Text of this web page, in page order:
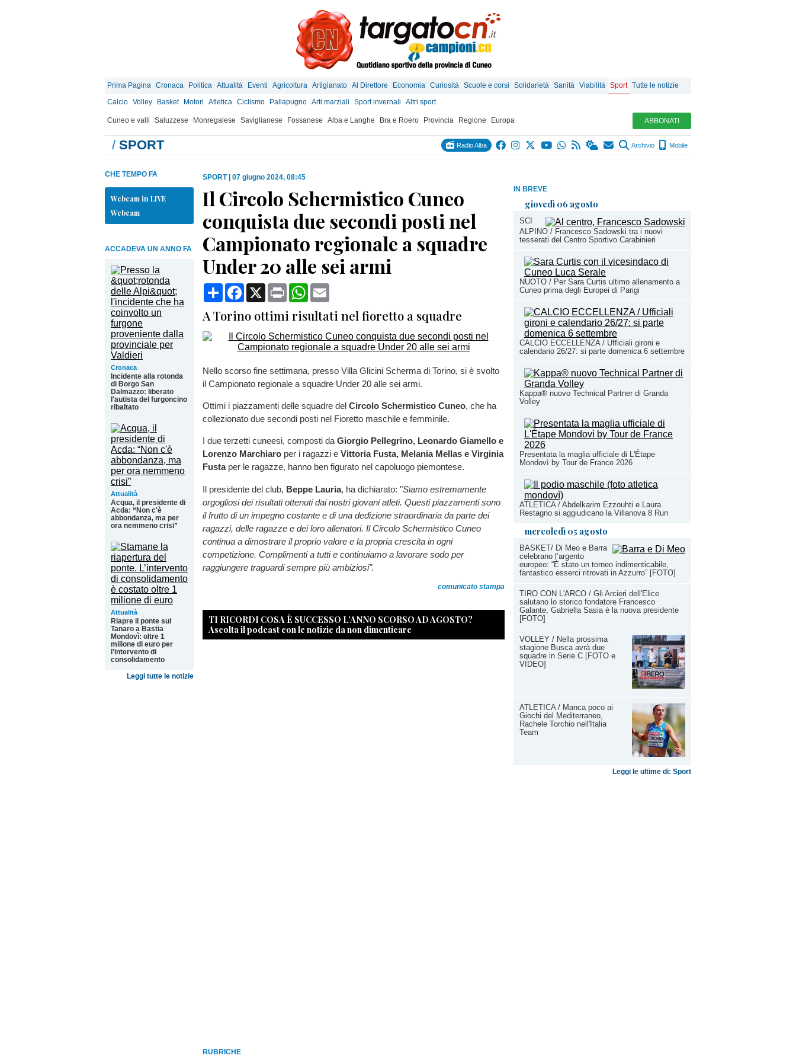
Prima Pagina Cronaca Politica Attualità Eventi Agricoltura Artigianato Al Direttore Economia Curiosità Scuole e corsi Solidarietà Sanità Viabilità Sport Tutte le notizie
Calcio Volley Basket Motori Atletica Ciclismo Pallapugno Arti marziali Sport invernali Altri sport
Cuneo e valli Saluzzese Monregalese Saviglianese Fossanese Alba e Langhe Bra e Roero Provincia Regione Europa ABBONATI
/ SPORT Radio Alba Archivio Mobile
IN BREVE
giovedì 06 agosto
SCI
ALPINO / Francesco Sadowski tra i nuovi
tesserati del Centro Sportivo Carabinieri
NUOTO / Per Sara Curtis ultimo allenamento a
Cuneo prima degli Europei di Parigi
CALCIO ECCELLENZA / Ufficiali gironi e
calendario 26/27: si parte domenica 6 settembre
Kappa® nuovo Technical Partner di Granda
Volley
Presentata la maglia ufficiale di L'Étape
Mondovì by Tour de France 2026
ATLETICA / Abdelkarim Ezzouhti e Laura
Restagno si aggiudicano la Villanova 8 Run
mercoledì 05 agosto
BASKET/ Di Meo e Barra
celebrano l’argento
europeo: “È stato un torneo indimenticabile,
fantastico esserci ritrovati in Azzurro” [FOTO]
TIRO CON L'ARCO / Gli Arcieri dell'Elice
salutano lo storico fondatore Francesco
Galante, Gabriella Sasia è la nuova presidente
[FOTO]
VOLLEY / Nella prossima
stagione Busca avrà due
squadre in Serie C [FOTO e
VIDEO]
ATLETICA / Manca poco ai
Giochi del Mediterraneo,
Rachele Torchio nell'Italia
Team
Leggi le ultime di: Sport
CHE TEMPO FA
Webcam in LIVE
Webcam
ACCADEVA UN ANNO FA
Cronaca
Incidente alla rotonda
di Borgo San
Dalmazzo: liberato
l'autista del furgoncino
ribaltato
Attualità
Acqua, il presidente di
Acda: “Non c'è
abbondanza, ma per
ora nemmeno crisi”
Attualità
Riapre il ponte sul
Tanaro a Bastia
Mondovì: oltre 1
milione di euro per
l’intervento di
consolidamento
Leggi tutte le notizie
SPORT| 07 giugno 2024, 08:45
Il Circolo Schermistico Cuneo
conquista due secondi posti nel
Campionato regionale a squadre
Under 20 alle sei armi
CondividiFacebook
X Print WhatsApp
A Torino ottimi risultati nel fioretto a squadre
Nello scorso fine settimana, presso Villa Glicini Scherma di Torino, si è svolto
il Campionato regionale a squadre Under 20 alle sei armi.
Ottimi i piazzamenti delle squadre del Circolo Schermistico Cuneo, che ha
collezionato due secondi posti nel Fioretto maschile e femminile.
I due terzetti cuneesi, composti da Giorgio Pellegrino, Leonardo Giamello e
Lorenzo Marchiaro per i ragazzi e Vittoria Fusta, Melania Mellas e Virginia
Fusta per le ragazze, hanno ben figurato nel capoluogo piemontese.
Il presidente del club, Beppe Lauria, ha dichiarato: "Siamo estremamente
orgogliosi dei risultati ottenuti dai nostri giovani atleti. Questi piazzamenti sono
il frutto di un impegno costante e di una dedizione straordinaria da parte dei
ragazzi, delle ragazze e dei loro allenatori. Il Circolo Schermistico Cuneo
continua a dimostrare il proprio valore e la propria crescita in ogni
competizione. Complimenti a tutti e continuiamo a lavorare sodo per
raggiungere traguardi sempre più ambiziosi".
comunicato stampa
TI RICORDI COSA È SUCCESSO L’ANNO SCORSO AD AGOSTO?
Ascolta il podcast con le notizie da non dimenticare
RUBRICHE